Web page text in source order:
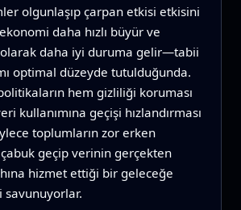
olgunlaşıp çarpan etkisi etkisini
daha hızlı büyür ve
daha iyi duruma gelir—tabii
optimal düzeyde tutulduğunda.
hem gizliliği koruması
kullanımına geçişi hızlandırması
toplumların zor erken
geçip verinin gerçekten
hizmet ettiği bir geleceğe
savunuyorlar.